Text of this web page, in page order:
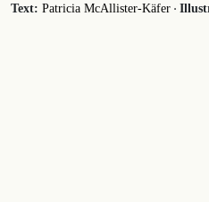
Text: Patricia McAllister-Käfer ·